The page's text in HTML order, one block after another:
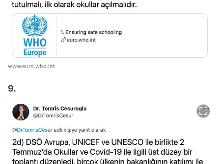
www.euro.who.int
9.